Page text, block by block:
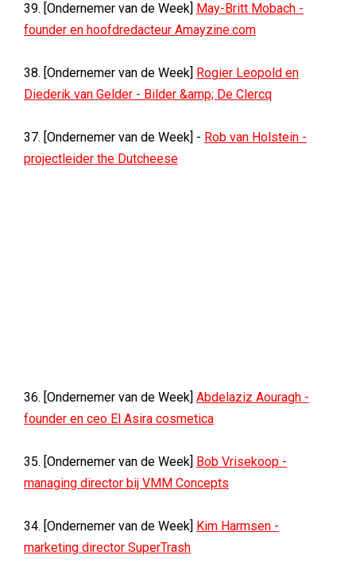
39. [Ondernemer van de Week] May-Britt Mobach -
founder en hoofdredacteur Amayzine.com
38. [Ondernemer van de Week] Rogier Leopold en
Diederik van Gelder - Bilder &amp; De Clercq
37. [Ondernemer van de Week] - Rob van Holstein -
projectleider the Dutcheese
36. [Ondernemer van de Week] Abdelaziz Aouragh -
founder en ceo El Asira cosmetica
35. [Ondernemer van de Week] Bob Vrisekoop -
managing director bij VMM Concepts
34. [Ondernemer van de Week] Kim Harmsen -
marketing director SuperTrash